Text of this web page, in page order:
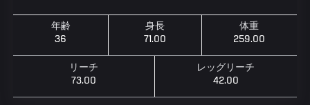
年齢
36
身長
71.00
体重
259.00
リーチ
73.00
レッグリーチ
42.00